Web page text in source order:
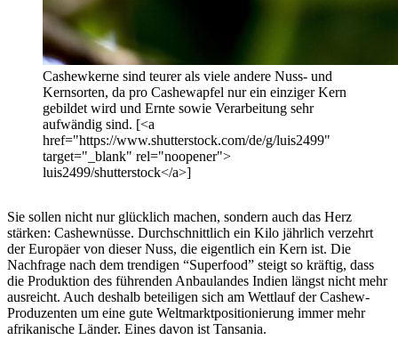
Cashewkerne sind teurer als viele andere Nuss- und
Kernsorten, da pro Cashewapfel nur ein einziger Kern
gebildet wird und Ernte sowie Verarbeitung sehr
aufwändig sind. [<a
href="https://www.shutterstock.com/de/g/luis2499"
target="_blank" rel="noopener">
luis2499/shutterstock</a>]
Sie sollen nicht nur glücklich machen, sondern auch das Herz
stärken: Cashewnüsse. Durchschnittlich ein Kilo jährlich verzehrt
der Europäer von dieser Nuss, die eigentlich ein Kern ist. Die
Nachfrage nach dem trendigen “Superfood” steigt so kräftig, dass
die Produktion des führenden Anbaulandes Indien längst nicht mehr
ausreicht. Auch deshalb beteiligen sich am Wettlauf der Cashew-
Produzenten um eine gute Weltmarktpositionierung immer mehr
afrikanische Länder. Eines davon ist Tansania.